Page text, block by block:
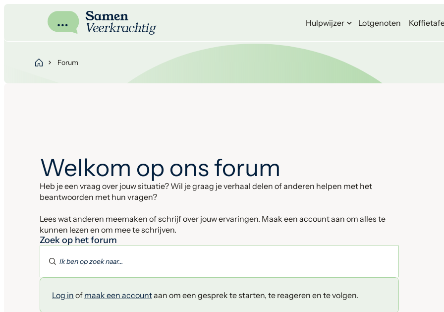
Hulpwijzer Lotgenoten
Forum
Welkom op ons forum
Heb je een vraag over jouw situatie? Wil je graag je verhaal delen of anderen helpen met het
beantwoorden met hun vragen?
Lees wat anderen meemaken of schrijf over jouw ervaringen. Maak een account aan om alles te
kunnen lezen en om mee te schrijven.
Zoek op het forum
Log in of maak een accountaan om een gesprek te starten, te reageren en te volgen.